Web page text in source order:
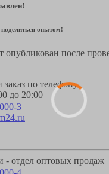
опытом!
опубликован после
заказ по телефону
до 20:00
3
отдел оптовых продаж